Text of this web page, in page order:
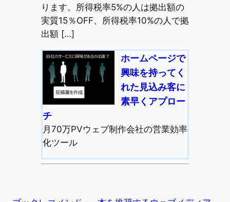
ります。所得税率5%の人は拠出額の
実質15％OFF、所得税率10%の人で拠
出額 […]
ホームページで
興味を持ってく
れた見込み客に
素早くアプロー
チ
月70万PVウェブ制作会社の営業効率
化ツール